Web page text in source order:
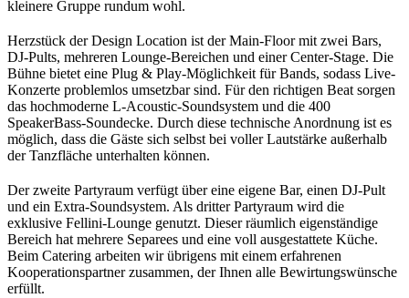
kleinere Gruppe rundum wohl.
Herzstück der Design Location ist der Main-Floor mit zwei Bars,
DJ-Pults, mehreren Lounge-Bereichen und einer Center-Stage. Die
Bühne bietet eine Plug & Play-Möglichkeit für Bands, sodass Live-
Konzerte problemlos umsetzbar sind. Für den richtigen Beat sorgen
das hochmoderne L-Acoustic-Soundsystem und die 400
SpeakerBass-Soundecke. Durch diese technische Anordnung ist es
möglich, dass die Gäste sich selbst bei voller Lautstärke außerhalb
der Tanzfläche unterhalten können.
Der zweite Partyraum verfügt über eine eigene Bar, einen DJ-Pult
und ein Extra-Soundsystem. Als dritter Partyraum wird die
exklusive Fellini-Lounge genutzt. Dieser räumlich eigenständige
Bereich hat mehrere Separees und eine voll ausgestattete Küche.
Beim Catering arbeiten wir übrigens mit einem erfahrenen
Kooperationspartner zusammen, der Ihnen alle Bewirtungswünsche
erfüllt.